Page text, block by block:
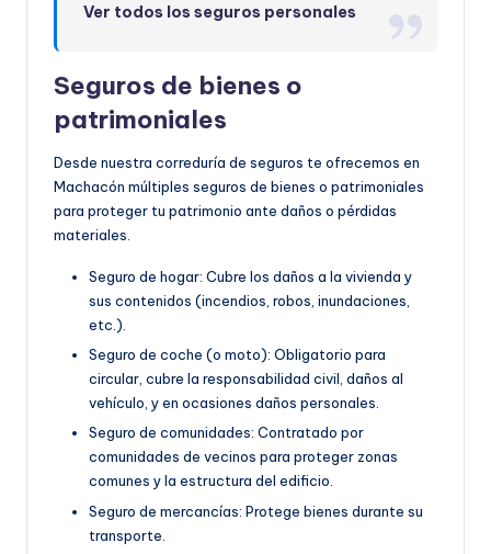
Ver todos los seguros personales
Seguros de bienes o
patrimoniales
Desde nuestra correduría de seguros te ofrecemos en
Machacón múltiples seguros de bienes o patrimoniales
para proteger tu patrimonio ante daños o pérdidas
materiales.
Seguro de hogar: Cubre los daños a la vivienda y
sus contenidos (incendios, robos, inundaciones,
etc.).
Seguro de coche (o moto): Obligatorio para
circular, cubre la responsabilidad civil, daños al
vehículo, y en ocasiones daños personales.
Seguro de comunidades: Contratado por
comunidades de vecinos para proteger zonas
comunes y la estructura del edificio.
Seguro de mercancías: Protege bienes durante su
transporte.